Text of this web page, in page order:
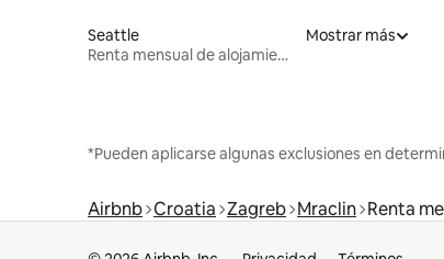
Seattle
Renta mensual de alojamientos
Mostrar más
*Pueden aplicarse algunas exclusiones en
Airbnb Croatia Zagreb Mraclin Renta